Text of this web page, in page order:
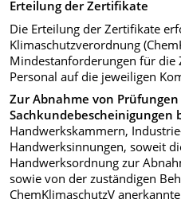
Erteilung der Zertifikate
Die Erteilung der Zertifikate
Klimaschutzverordnung
Mindestanforderungen für
Personal auf die jeweiligen
Zur Abnahme von
Sachkundebescheinigungen
Handwerkskammern,
Handwerksinnungen, soweit
Handwerksordnung zur
sowie von der zuständigen
ChemKlimaschutzV